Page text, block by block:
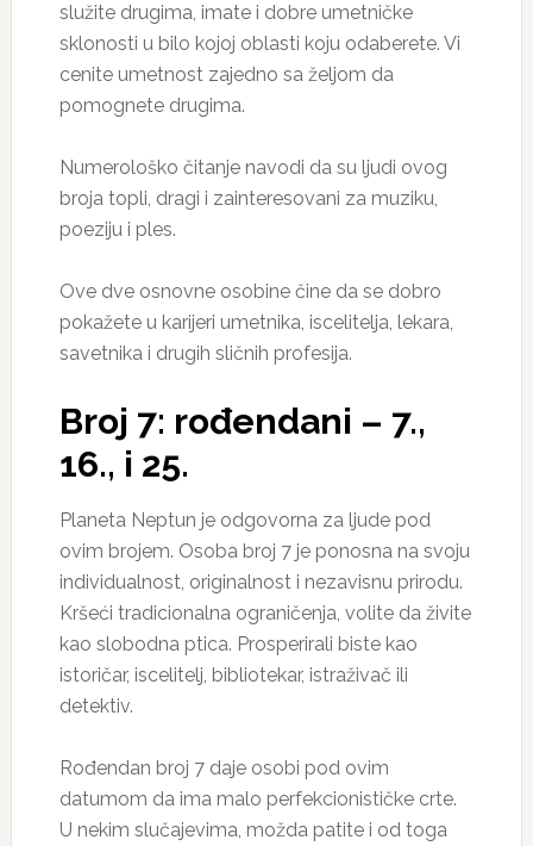
služite drugima, imate i dobre umetničke
sklonosti u bilo kojoj oblasti koju odaberete. Vi
cenite umetnost zajedno sa željom da
pomognete drugima.
Numerološko čitanje navodi da su ljudi ovog
broja topli, dragi i zainteresovani za muziku,
poeziju i ples.
Ove dve osnovne osobine čine da se dobro
pokažete u karijeri umetnika, iscelitelja, lekara,
savetnika i drugih sličnih profesija.
Broj 7: rođendani – 7.,
16., i 25.
Planeta Neptun je odgovorna za ljude pod
ovim brojem. Osoba broj 7 je ponosna na svoju
individualnost, originalnost i nezavisnu prirodu.
Kršeći tradicionalna ograničenja, volite da živite
kao slobodna ptica. Prosperirali biste kao
istoričar, iscelitelj, bibliotekar, istraživač ili
detektiv.
Rođendan broj 7 daje osobi pod ovim
datumom da ima malo perfekcionističke crte.
U nekim slučajevima, možda patite i od toga